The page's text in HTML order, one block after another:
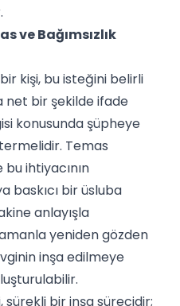
ve Bağımsızlık
bir kişi, bu isteğini belirli
bir şekilde ifade
konusunda şüpheye
Temas
ihtiyacının
baskıcı bir üsluba
anlayışla
yeniden gözden
inşa edilmeye
sürekli bir inşa sürecidir;